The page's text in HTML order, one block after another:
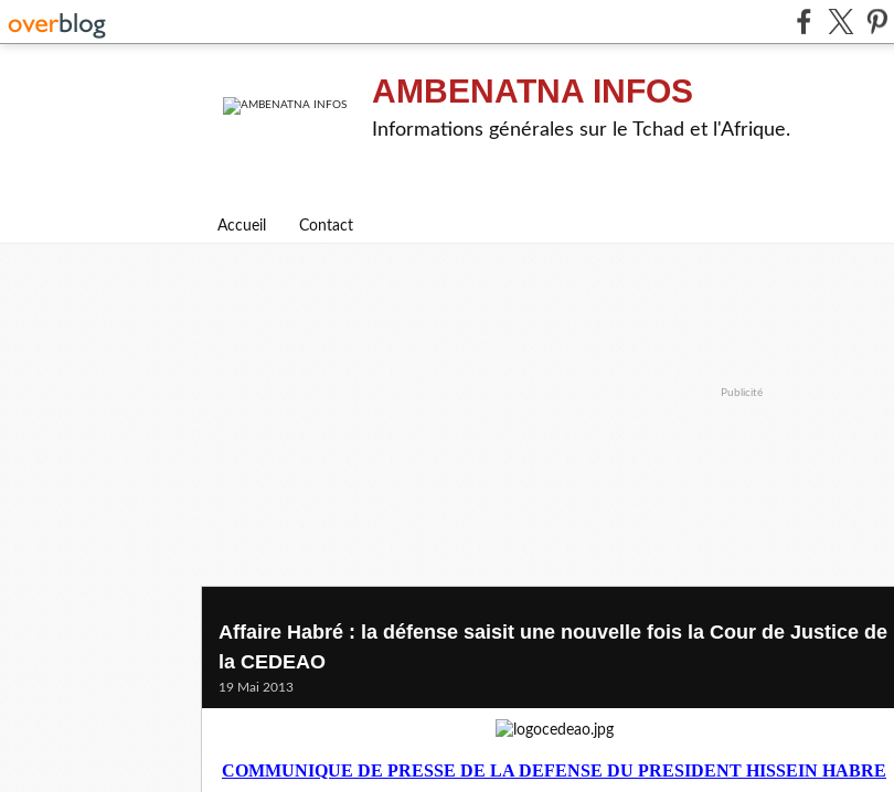
AMBENATNA INFOS
Informations générales sur le Tchad et l'Afrique.
Accueil Contact
Publicité
Affaire Habré : la défense saisit une nouvelle fois la Cour de Justice de
la CEDEAO
19 Mai 2013
COMMUNIQUE DE PRESSE DE LA DEFENSE DU PRESIDENT HISSEIN HABRE